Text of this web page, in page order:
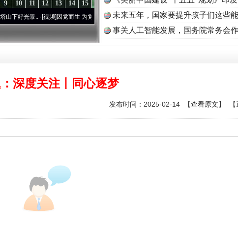
15
14
13
12
11
10
9
光景..·[视频] 因党而生 为党而战——百年“纪”事⑧加强纪律..·[视频]牢记初心使命 奋进复兴
未来五年，国家要提升孩子们这些
事关人工智能发展，国务院常务会
深度关注丨同心逐梦
发布时间：2025-02-14 【查看原文】 【